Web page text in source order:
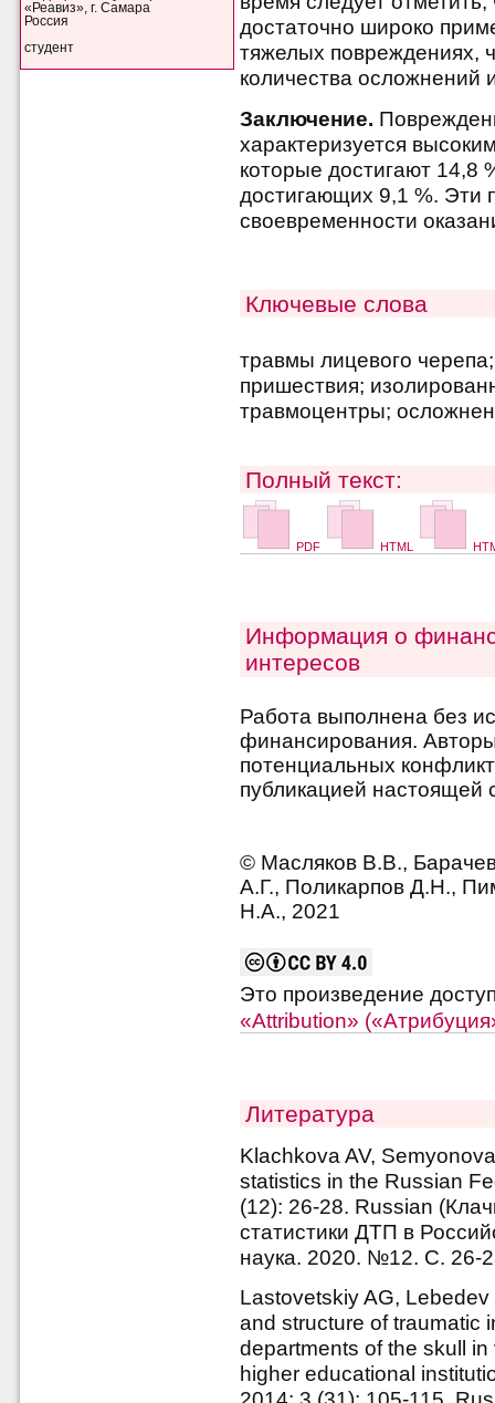
«Реавиз», г. Самара
Россия
студент
достаточно широко
тяжелых повреждениях,
количества осложнений
Заключение.
характеризуется
которые достигают 14,8
достигающих 9,1 %. Эти
своевременности
Ключевые слова
травмы лицевого
пришествия;
травмоцентры;
Полный текст:
PDF HTML
Информация о
интересов
Работа выполнена без
финансирования.
потенциальных
публикацией настоящей
© Масляков В.В.,
А.Г., Поликарпов Д.Н.,
Н.А., 2021
Это произведение
«Attribution»
Литература
Klachkova AV,
statistics in the Russian
(12): 26-28. Russian
статистики ДТП в
наука. 2020. №12. С. 26-
Lastovetskiy AG,
and structure of traumatic
departments of the skull
higher educational